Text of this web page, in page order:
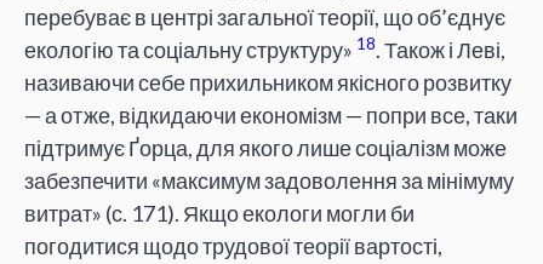
перебуває в центрі загальної теорії, що об’єднує
екологію та соціальну структуру» 18. Також і Леві,
називаючи себе прихильником якісного розвитку
— а отже, відкидаючи економізм — попри все, таки
підтримує Ґорца, для якого лише соціалізм може
забезпечити «максимум задоволення за мінімуму
витрат» (с. 171). Якщо екологи могли би
погодитися щодо трудової теорії вартості,